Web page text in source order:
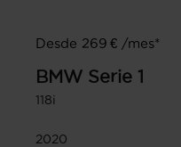
Desde 269 € /mes*
BMW Serie 1
118i
2020